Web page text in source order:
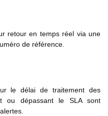
retour en temps réel via une
de référence.
le délai de traitement des
ou dépassant le SLA sont